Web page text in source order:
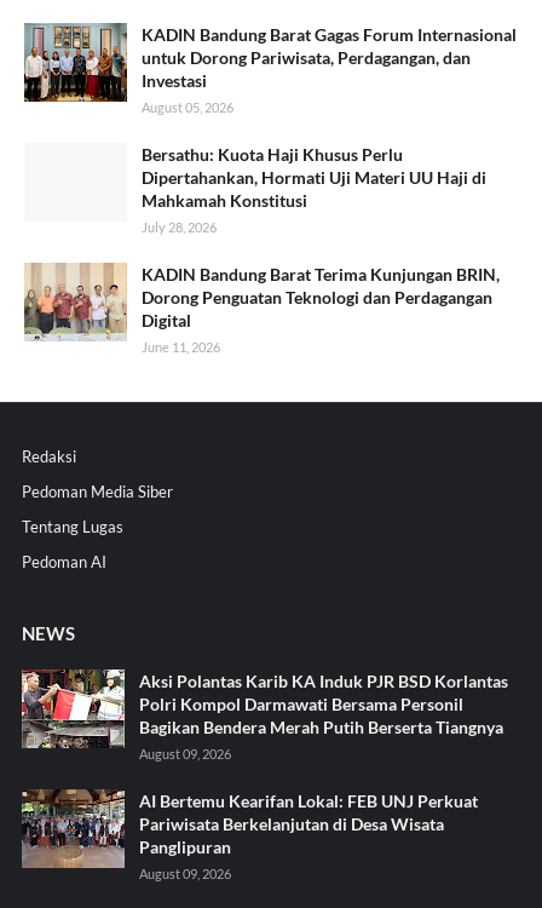
KADIN Bandung Barat Gagas Forum Internasional
untuk Dorong Pariwisata, Perdagangan, dan
Investasi
August 05, 2026
Bersathu: Kuota Haji Khusus Perlu
Dipertahankan, Hormati Uji Materi UU Haji di
Mahkamah Konstitusi
July 28, 2026
KADIN Bandung Barat Terima Kunjungan BRIN,
Dorong Penguatan Teknologi dan Perdagangan
Digital
June 11, 2026
Redaksi
Pedoman Media Siber
Tentang Lugas
Pedoman AI
NEWS
Aksi Polantas Karib KA Induk PJR BSD Korlantas
Polri Kompol Darmawati Bersama Personil
Bagikan Bendera Merah Putih Berserta Tiangnya
August 09, 2026
AI Bertemu Kearifan Lokal: FEB UNJ Perkuat
Pariwisata Berkelanjutan di Desa Wisata
Panglipuran
August 09, 2026